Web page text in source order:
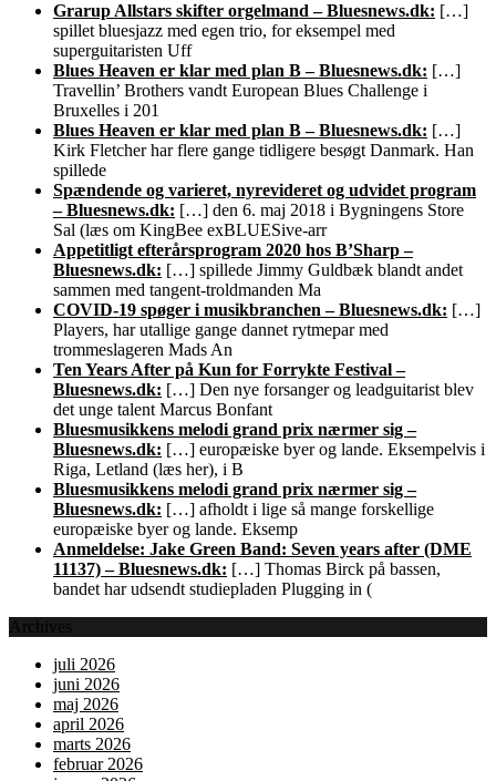
Grarup Allstars skifter orgelmand – Bluesnews.dk: […]
spillet bluesjazz med egen trio, for eksempel med
superguitaristen Uff
Blues Heaven er klar med plan B – Bluesnews.dk: […]
Travellin’ Brothers vandt European Blues Challenge i
Bruxelles i 201
Blues Heaven er klar med plan B – Bluesnews.dk: […]
Kirk Fletcher har flere gange tidligere besøgt Danmark. Han
spillede
Spændende og varieret, nyrevideret og udvidet program
– Bluesnews.dk: […] den 6. maj 2018 i Bygningens Store
Sal (læs om KingBee exBLUESive-arr
Appetitligt efterårsprogram 2020 hos B’Sharp –
Bluesnews.dk: […] spillede Jimmy Guldbæk blandt andet
sammen med tangent-troldmanden Ma
COVID-19 spøger i musikbranchen – Bluesnews.dk: […]
Players, har utallige gange dannet rytmepar med
trommeslageren Mads An
Ten Years After på Kun for Forrykte Festival –
Bluesnews.dk: […] Den nye forsanger og leadguitarist blev
det unge talent Marcus Bonfant
Bluesmusikkens melodi grand prix nærmer sig –
Bluesnews.dk: […] europæiske byer og lande. Eksempelvis i
Riga, Letland (læs her), i B
Bluesmusikkens melodi grand prix nærmer sig –
Bluesnews.dk: […] afholdt i lige så mange forskellige
europæiske byer og lande. Eksemp
Anmeldelse: Jake Green Band: Seven years after (DME
11137) – Bluesnews.dk: […] Thomas Birck på bassen,
bandet har udsendt studiepladen Plugging in (
Archives
juli 2026
juni 2026
maj 2026
april 2026
marts 2026
februar 2026